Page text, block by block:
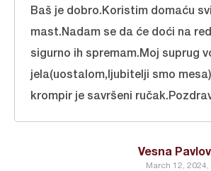
Vesna
March 12, 2024,
Baš je dobro.Koristim domaću
mast.Nadam se da će doći na
sigurno ih spremam.Moj suprug
jela(uostalom,ljubitelji smo
krompir je savršeni